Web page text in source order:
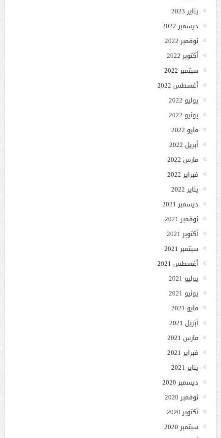
يناير 2023
ديسمبر 2022
نوفمبر 2022
أكتوبر 2022
سبتمبر 2022
أغسطس 2022
يوليو 2022
يونيو 2022
مايو 2022
أبريل 2022
مارس 2022
فبراير 2022
يناير 2022
ديسمبر 2021
نوفمبر 2021
أكتوبر 2021
سبتمبر 2021
أغسطس 2021
يوليو 2021
يونيو 2021
مايو 2021
أبريل 2021
مارس 2021
فبراير 2021
يناير 2021
ديسمبر 2020
نوفمبر 2020
أكتوبر 2020
سبتمبر 2020